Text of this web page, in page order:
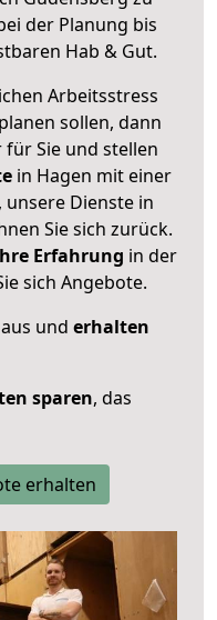
der Planung bis
Hab & Gut.
Arbeitsstress
sollen, dann
Sie und stellen
in Hagen mit einer
, unsere Dienste in
Sie sich zurück.
Erfahrung in der
sich Angebote.
und erhalten
sparen, das
erhalten